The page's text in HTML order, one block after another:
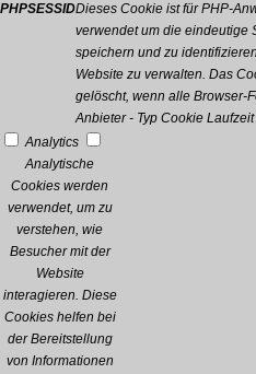
PHPSESSIDDieses Cookie ist für PHP-
verwendet um die eindeutige
speichern und zu
Website zu verwalten. Das
gelöscht, wenn alle Browser-
Anbieter - Typ Cookie Laufzeit
Analytics
Analytische
Cookies werden
verwendet, um zu
verstehen, wie
Besucher mit der
Website
interagieren. Diese
Cookies helfen bei
der Bereitstellung
von Informationen